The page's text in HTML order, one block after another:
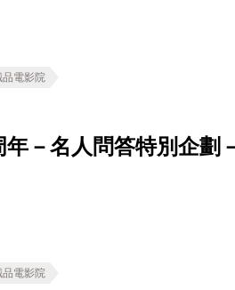
品電影院
－名人問答特別企劃
品電影院